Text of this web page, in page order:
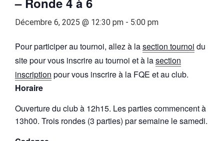
Décembre 6, 2025 @ 12:30 pm - 5:00 pm
Pour participer au tournoi, allez à lasection tournoi du
site pour vous inscrire au tournoi et à lasection
inscription pour vous inscrire à la FQE et au club.
Horaire
Ouverture du club à 12h15. Les parties commencent à
13h00. Trois rondes (3 parties) par semaine le samedi.